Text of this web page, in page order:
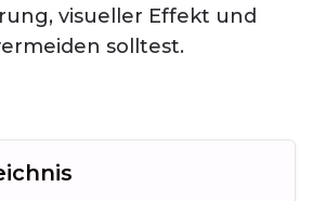
visueller Effekt und
solltest.